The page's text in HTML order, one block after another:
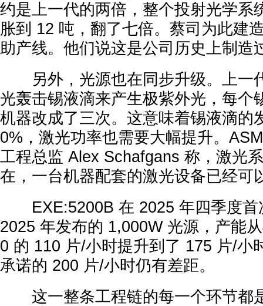
约是上一代的两倍，整个投射光学系
胀到 12 吨，翻了七倍。蔡司为此建
助产线。他们说这是公司历史上制造
另外，光源也在同步升级。上一
光轰击锡液滴来产生极紫外光，每个
机器改成了三次。这意味着锡液滴的
0%，激光功率也需要大幅提升。
工程总监 Alex Schafgans 称，激光
在，一台机器配套的激光设备已经可
EXE:5200B 在 2025 年四季度首
2025 年发布的 1,000W 光源，产能
0 的 110 片/小时提升到了 175 片/小
承诺的 200 片/小时仍有差距。
这一整条工程链的每一个环节都